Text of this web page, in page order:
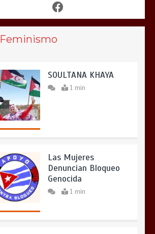
Feminismo
SOULTANA KHAYA
1 min
Las Mujeres
Denuncian Bloqueo
Genocida
1 min